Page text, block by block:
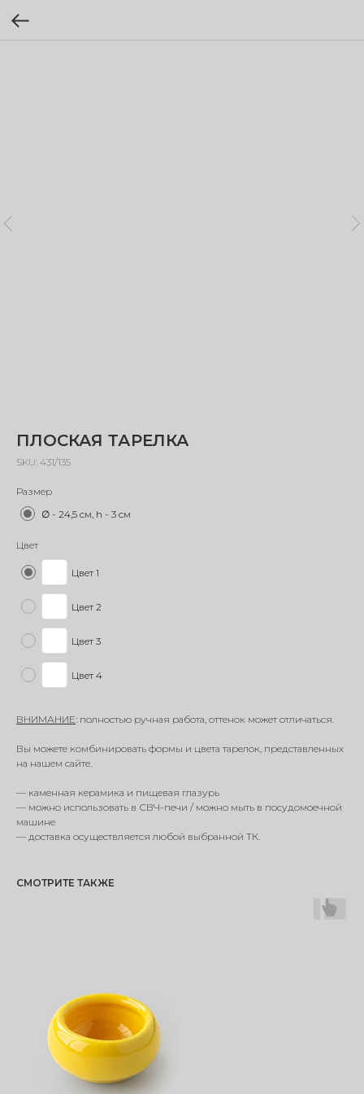
ПЛОСКАЯ ТАРЕЛКА
SKU: 431/135
Размер
∅ - 24,5 см, h - 3 см
Цвет
Цвет 1
Цвет 2
Цвет 3
Цвет 4
ВНИМАНИЕ: полностью ручная работа, оттенок может отличаться.
Вы можете комбинировать формы и цвета тарелок, представленных
на нашем сайте.
— каменная керамика и пищевая глазурь
— можно использовать в СВЧ-печи / можно мыть в посудомоечной
машине
— доставка осуществляется любой выбранной ТК.
СМОТРИТЕ ТАКЖЕ